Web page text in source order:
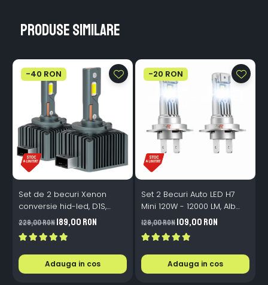
Produse similare
-40 RON
Set de 2 becuri Xenon
conversie hid-led, D1S,
120W, 12.000lm, Canbus,
Miez Cupru, Radiator
Aluminiu, Premium, Alb
Rece
229,00 RON189,00 RON
Adauga in cos
-20 RON
Set 2 Becuri Auto LED H7
Mini 120W - 12000 LM, Alb
Rece 6500K, Canbus
Integrat + Ventilator Răcire,
Plug & Play, 12-18V
129,00 RON109,00 RON
Adauga in cos